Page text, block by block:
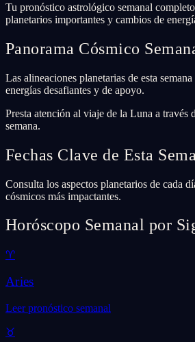
Tu pronóstico astrológico semanal
planetarios importantes y cambios de
Panorama Cósmico
Las alineaciones planetarias de esta
energías desafiantes y de apoyo.
Presta atención al viaje de la Luna a través
semana.
Fechas Clave de Esta
Consulta los aspectos planetarios de cada
cósmicos más impactantes.
Horóscopo Semanal por
♈
Aries
Leer pronóstico semanal
♉